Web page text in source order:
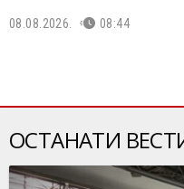
08.08.2026. 08:44
ОСТАНАТИ